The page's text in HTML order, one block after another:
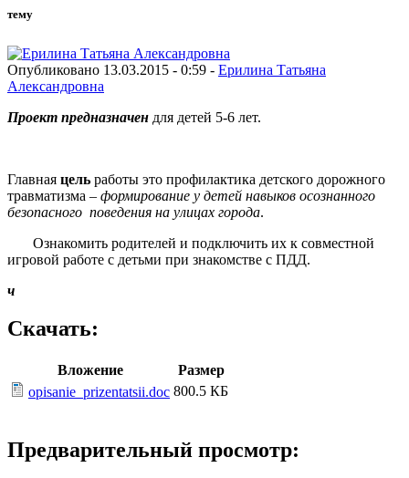
тему
Опубликовано 13.03.2015 - 0:59 - Ерилина Татьяна
Александровна
Проект предназначен для детей 5-6 лет.
Главная цель работы это профилактика детского дорожного
травматизма – формирование у детей навыков осознанного
безопасного поведения на улицах города.
Ознакомить родителей и подключить их к совместной
игровой работе с детьми при знакомстве с ПДД.
ч
Скачать:
Вложение
Размер
opisanie_prizentatsii.doc 800.5 КБ
Предварительный просмотр: